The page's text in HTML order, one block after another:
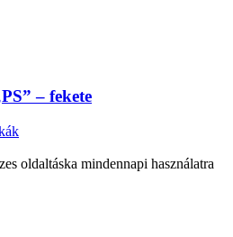
– fekete
oldaltáska mindennapi használatra